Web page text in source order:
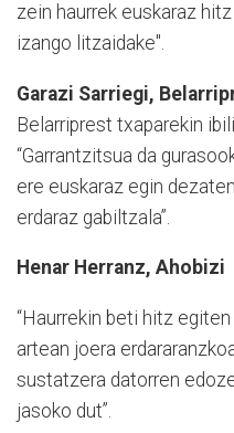
zein haurrek euskaraz
izango litzaidake".
Garazi Sarriegi,
Belarriprest txaparekin
“Garrantzitsua da
ere euskaraz egin
erdaraz gabiltzala”.
Henar Herranz, Ahobizi
“Haurrekin beti hitz
artean joera
sustatzera datorren
jasoko dut”.